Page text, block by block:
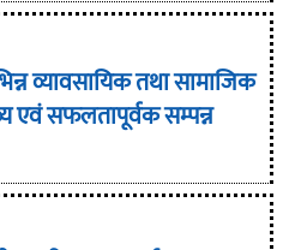
व्यावसायिक तथा सामाजिक
एवं सफलतापूर्वक सम्पन्न